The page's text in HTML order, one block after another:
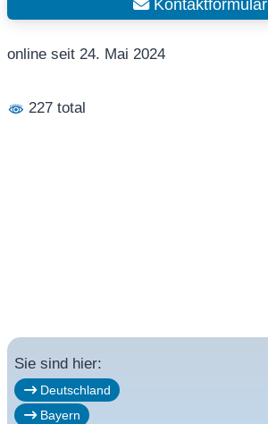
Kontaktformular
online seit 24. Mai 2024
227 total
Sie sind hier:
Deutschland
Bayern